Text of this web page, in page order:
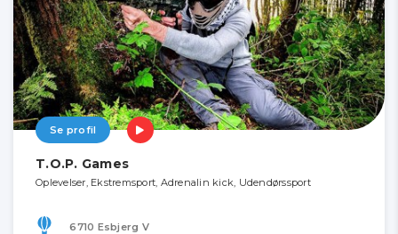
Se profil
T.O.P. Games
Oplevelser, Ekstremsport, Adrenalin kick, Udendørssport
6710 Esbjerg V